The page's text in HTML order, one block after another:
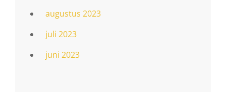
augustus 2023
juli 2023
juni 2023